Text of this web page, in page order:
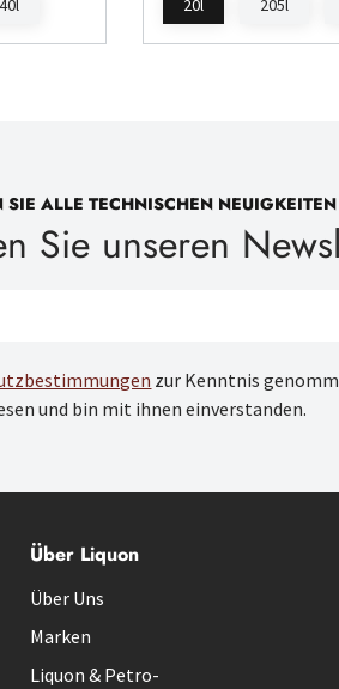
20l 205l
SIE ALLE TECHNISCHEN NEUIGKEITEN
Sie unseren
zur Kenntnis
und bin mit ihnen einverstanden.
Über Liquon
Über Uns
Marken
Liquon & Petro-